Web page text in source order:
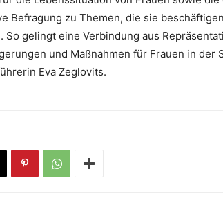
Befragung zu Themen, die sie
So gelingt eine Verbindung aus
und Maßnahmen für Frauen in der
Eva Zeglovits.